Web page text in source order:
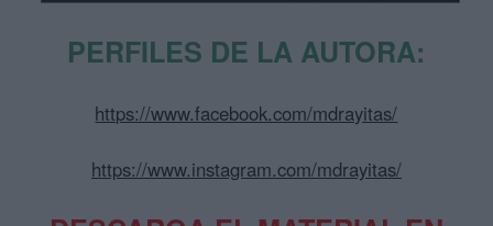
PERFILES DE LA AUTORA:
https://www.facebook.com/mdrayitas/
https://www.instagram.com/mdrayitas/